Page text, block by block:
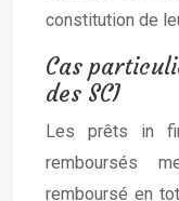
constitution de
Cas
des SCI
Les prêts in
remboursés
remboursé en